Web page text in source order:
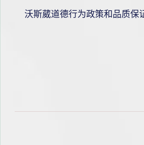
沃斯葳道德行为政策和品质保